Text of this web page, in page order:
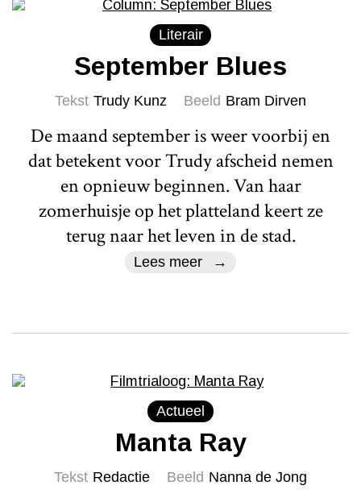
Literair
September Blues
Tekst Trudy Kunz Beeld Bram Dirven
De maand september is weer voorbij en
dat betekent voor Trudy afscheid nemen
en opnieuw beginnen. Van haar
zomerhuisje op het platteland keert ze
terug naar het leven in de stad.
Lees meer
Actueel
Manta Ray
Tekst Redactie Beeld Nanna de Jong